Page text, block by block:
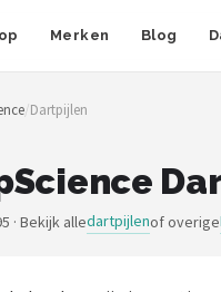
Merken Blog
/Dartpijlen
· Bekijk alledartpijlenof overige